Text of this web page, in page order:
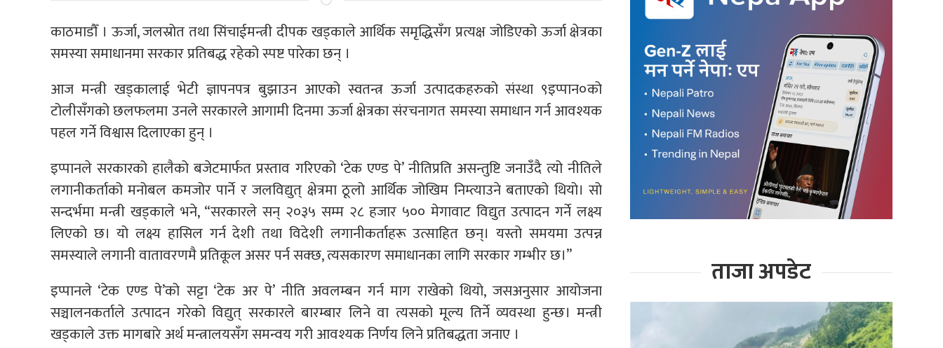
काठमाडौँ । ऊर्जा, जलस्रोत तथा सिंचाईमन्त्री दीपक खड्काले आर्थिक समृद्धिसँग प्रत्यक्ष जोडिएको ऊर्जा क्षेत्रका
समस्या समाधानमा सरकार प्रतिबद्ध रहेको स्पष्ट पारेका छन् ।
आज मन्त्री खड्कालाई भेटी ज्ञापनपत्र बुझाउन आएको स्वतन्त्र ऊर्जा उत्पादकहरुको संस्था ९इप्पान०को
टोलीसँगको छलफलमा उनले सरकारले आगामी दिनमा ऊर्जा क्षेत्रका संरचनागत समस्या समाधान गर्न आवश्यक
पहल गर्ने विश्वास दिलाएका हुन् ।
इप्पानले सरकारको हालैको बजेटमार्फत प्रस्ताव गरिएको ‘टेक एण्ड पे’ नीतिप्रति असन्तुष्टि जनाउँदै त्यो नीतिले
लगानीकर्ताको मनोबल कमजोर पार्ने र जलविद्युत् क्षेत्रमा ठूलो आर्थिक जोखिम निम्त्याउने बताएको थियो। सो
सन्दर्भमा मन्त्री खड्काले भने, “सरकारले सन् २०३५ सम्म २८ हजार ५०० मेगावाट विद्युत उत्पादन गर्ने लक्ष्य
लिएको छ। यो लक्ष्य हासिल गर्न देशी तथा विदेशी लगानीकर्ताहरू उत्साहित छन्। यस्तो समयमा उत्पन्न
समस्याले लगानी वातावरणमै प्रतिकूल असर पर्न सक्छ, त्यसकारण समाधानका लागि सरकार गम्भीर छ।”
इप्पानले ‘टेक एण्ड पे’को सट्टा ‘टेक अर पे’ नीति अवलम्बन गर्न माग राखेको थियो, जसअनुसार आयोजना
सञ्चालनकर्ताले उत्पादन गरेको विद्युत् सरकारले बारम्बार लिने वा त्यसको मूल्य तिर्ने व्यवस्था हुन्छ। मन्त्री
खड्काले उक्त मागबारे अर्थ मन्त्रालयसँग समन्वय गरी आवश्यक निर्णय लिने प्रतिबद्धता जनाए ।
ताजा अपडेट